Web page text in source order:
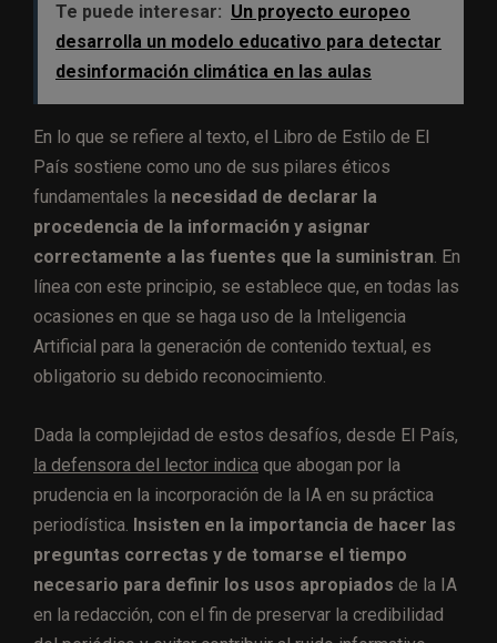
Te puede interesar: Un proyecto europeo
desarrolla un modelo educativo para detectar
desinformación climática en las aulas
En lo que se refiere al texto, el Libro de Estilo de El
País sostiene como uno de sus pilares éticos
fundamentales la necesidad de declarar la
procedencia de la información y asignar
correctamente a las fuentes que la suministran. En
línea con este principio, se establece que, en todas las
ocasiones en que se haga uso de la Inteligencia
Artificial para la generación de contenido textual, es
obligatorio su debido reconocimiento.
Dada la complejidad de estos desafíos, desde El País,
la defensora del lector indica que abogan por la
prudencia en la incorporación de la IA en su práctica
periodística. Insisten en la importancia de hacer las
preguntas correctas y de tomarse el tiempo
necesario para definir los usos apropiados de la IA
en la redacción, con el fin de preservar la credibilidad